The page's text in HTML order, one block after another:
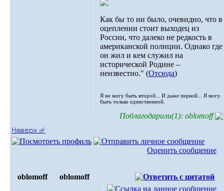
Как бы то ни было, очевидно, что в
оцеплении стоит выходец из
России, что далеко не редкость в
американской полиции. Однако где
он жил и кем служил на
исторической Родине –
неизвестно." (Отсюда)
Я не могу быть второй... И даже первой... Я могу
быть только единственной.
Поблагодарили(1): oblomoff
Наверх ⮵
Оценить сообщение
oblomoff oblomoff